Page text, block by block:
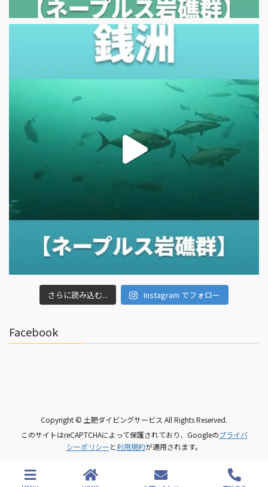
さらに読み込む... Instagram でフォロー
Facebook
Copyright © 土肥ダイビングサービス All Rights Reserved.
このサイトはreCAPTCHAによって保護されており、Googleのプライバ
シーポリシーと利用規約が適用されます。